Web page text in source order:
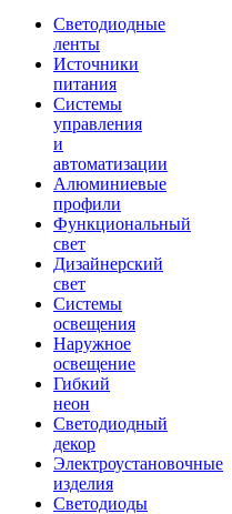
Светодиодные
ленты
Источники
питания
Системы
управления
и
автоматизации
Алюминиевые
профили
Функциональный
свет
Дизайнерский
свет
Системы
освещения
Наружное
освещение
Гибкий
неон
Светодиодный
декор
Электроустановочные
изделия
Светодиоды